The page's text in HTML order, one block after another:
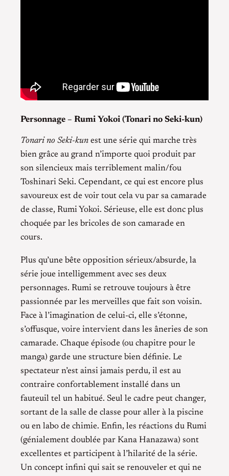
Personnage – Rumi Yokoi (Tonari no Seki-kun)
Tonari no Seki-kun est une série qui marche très
bien grâce au grand n’importe quoi produit par
son silencieux mais terriblement malin/fou
Toshinari Seki. Cependant, ce qui est encore plus
savoureux est de voir tout cela vu par sa camarade
de classe, Rumi Yokoi. Sérieuse, elle est donc plus
choquée par les bricoles de son camarade en
cours.
Plus qu’une bête opposition sérieux/absurde, la
série joue intelligemment avec ses deux
personnages. Rumi se retrouve toujours à être
passionnée par les merveilles que fait son voisin.
Face à l’imagination de celui-ci, elle s’étonne,
s’offusque, voire intervient dans les âneries de son
camarade. Chaque épisode (ou chapitre pour le
manga) garde une structure bien définie. Le
spectateur n’est ainsi jamais perdu, il est au
contraire confortablement installé dans un
fauteuil tel un habitué. Seul le cadre peut changer,
sortant de la salle de classe pour aller à la piscine
ou en labo de chimie. Enfin, les réactions du Rumi
(génialement doublée par Kana Hanazawa) sont
excellentes et participent à l’hilarité de la série.
Un concept infini qui sait se renouveler et qui ne